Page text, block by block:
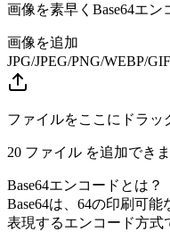
画像を素早くBase64エン
画像を追加
JPG/JPEG/PNG/WEBP/
ファイルをここにドラッ
20 ファイル を追加でき
Base64エンコードとは？
Base64は、64の印刷可
表現するエンコード方式